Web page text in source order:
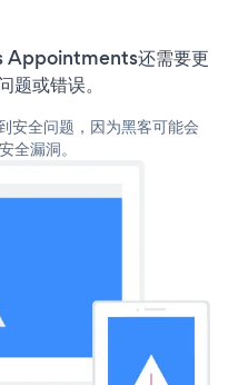
Appointments还需要更
或错误。
安全问题，因为黑客可能会
漏洞。